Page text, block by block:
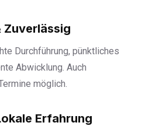
Zuverlässig
Durchführung, pünktliches
Abwicklung. Auch
möglich.
Erfahrung